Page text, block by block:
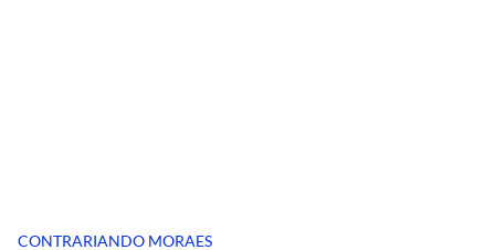
CONTRARIANDO MORAES